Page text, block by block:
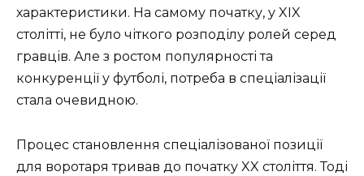
характеристики. На самому початку, у XIX
столітті, не було чіткого розподілу ролей серед
гравців. Але з ростом популярності та
конкуренції у футболі, потреба в спеціалізації
стала очевидною.
Процес становлення спеціалізованої позиції
для воротаря тривав до початку XX століття. Тоді